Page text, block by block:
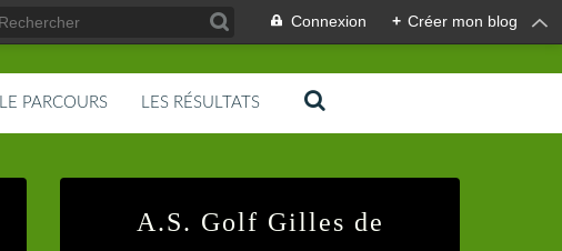
Connexion + Créer mon blog
LE PARCOURS LES RÉSULTATS
A.S. Golf Gilles de